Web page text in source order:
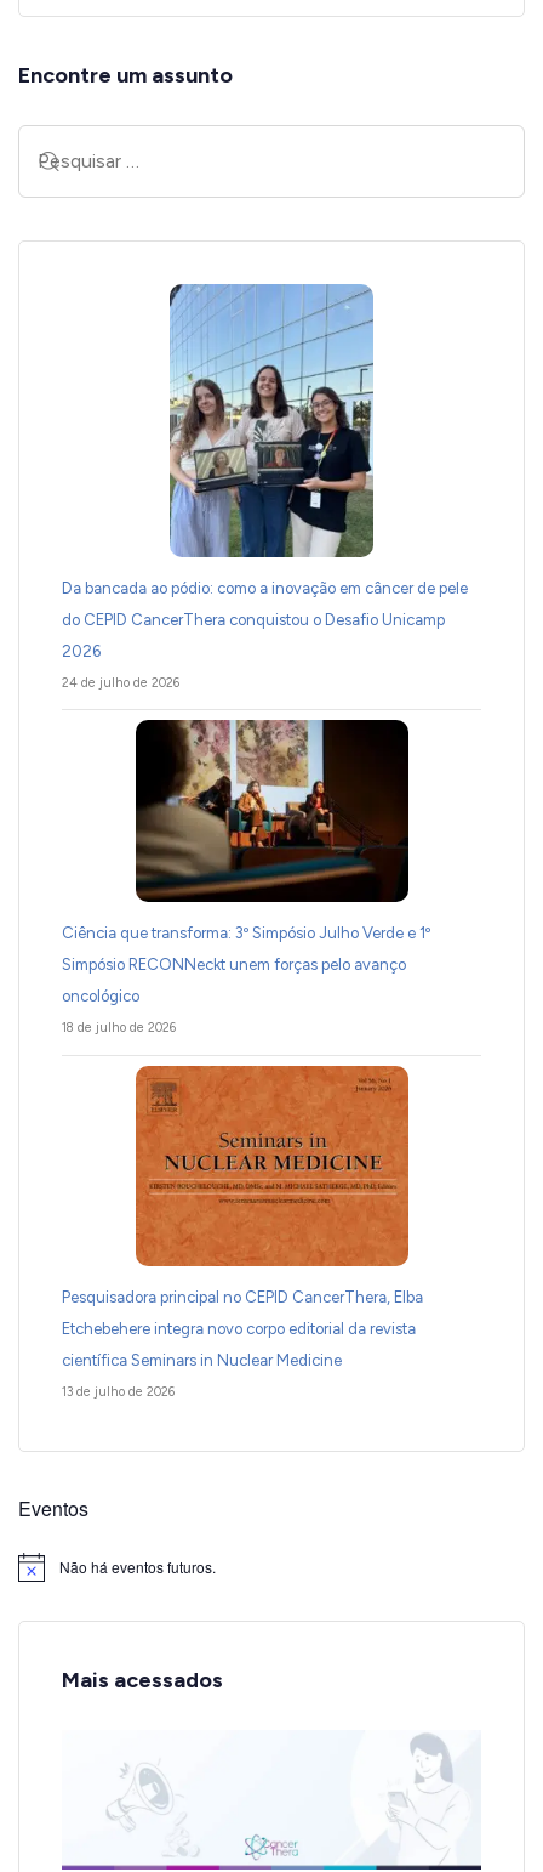
Encontre um assunto
Da bancada ao pódio: como a inovação em câncer de pele
do CEPID CancerThera conquistou o Desafio Unicamp
2026
24 de julho de 2026
Ciência que transforma: 3º Simpósio Julho Verde e 1º
Simpósio RECONNeckt unem forças pelo avanço
oncológico
18 de julho de 2026
Pesquisadora principal no CEPID CancerThera, Elba
Etchebehere integra novo corpo editorial da revista
científica Seminars in Nuclear Medicine
13 de julho de 2026
Eventos
Notice Não há eventos futuros.
Mais acessados